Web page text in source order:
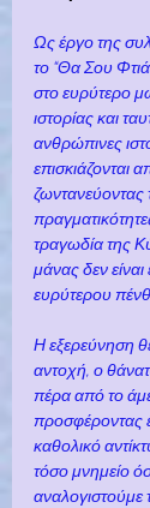
Ως έργο της
το “Θα Σου
στο ευρύτερο
ιστορίας και
ανθρώπινες
επισκιάζονται
ζωντανεύοντας
τραγωδία της
μάνας δεν
ευρύτερου
Η εξερεύνηση
αντοχή, ο
πέρα από το
προσφέροντας
καθολικό
τόσο μνημείο
αναλογιστούμε